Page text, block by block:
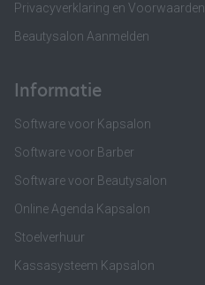
Privacyverklaring en Voorwaarden
Beautysalon Aanmelden
Informatie
Software voor Kapsalon
Software voor Barber
Software voor Beautysalon
Online Agenda Kapsalon
Stoelverhuur
Kassasysteem Kapsalon